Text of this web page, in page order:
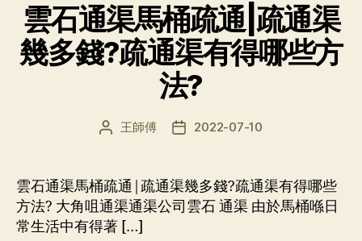
雲石通渠馬桶疏通|疏通渠
幾多錢?疏通渠有得哪些方
法?
文
者
王師傅
发
期
2022-07-10
雲石通渠馬桶疏通|疏通渠幾多錢?疏通渠有得哪些
方法? 大角咀通渠通渠公司雲石 通渠 由於馬桶喺日
常生活中有得著 […]